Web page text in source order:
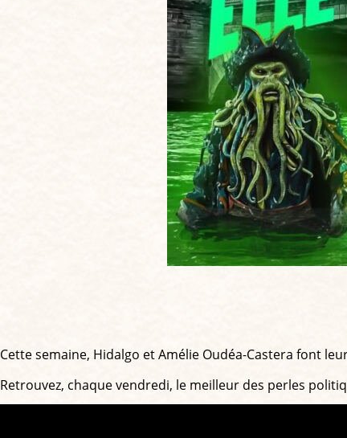
Cette semaine, Hidalgo et Amélie Oudéa-Castera font
Retrouvez, chaque vendredi, le meilleur des perles